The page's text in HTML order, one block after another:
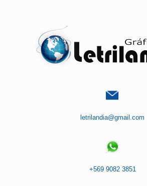
letrilandia@gmail.com
+569 9082 3851